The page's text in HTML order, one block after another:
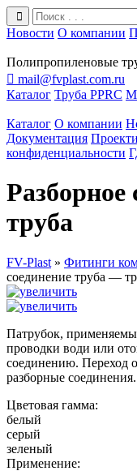
Новости О компании
Полипропиленовые
 mail@fvplast.com.ru
Каталог Труба PPRC
Каталог О компании
Документация
конфиденциальности
Разборное
труба
FV-Plast » Фитинги
соединение труба —
Патрубок,
проводки води или
соединению. Переход
разборные соединения.
Цветовая гамма:
белый
серый
зеленый
Применение: